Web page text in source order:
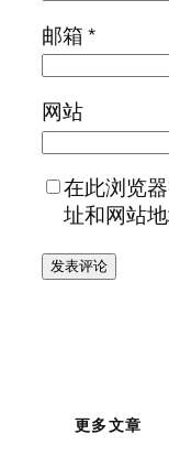
邮箱*
网站
在此浏览
址和网站
更多文章